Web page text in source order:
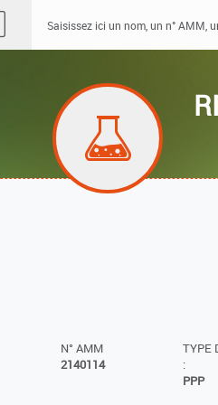
N° AMM
2140114
TYPE
:
PPP